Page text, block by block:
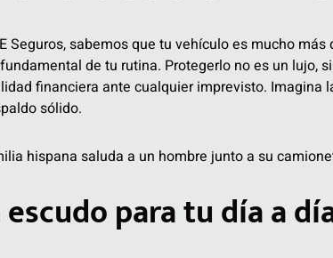
Seguros, sabemos que tu vehículo es mucho
de tu rutina. Protegerlo no es un lujo,
financiera ante cualquier imprevisto. Imagina
sólido.
escudo para tu día a